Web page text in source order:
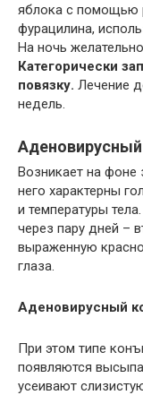
яблока с помощью
фурацилина,
На ночь
Категорически
повязку. Лечение
недель.
Возникает на фоне
него характерны
и температуры
через пару дней –
выраженную
глаза.
Аденовирусный
При этом типе
появляются
усеивают